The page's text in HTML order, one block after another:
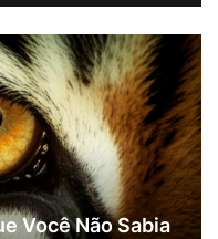
Você Não Sabia